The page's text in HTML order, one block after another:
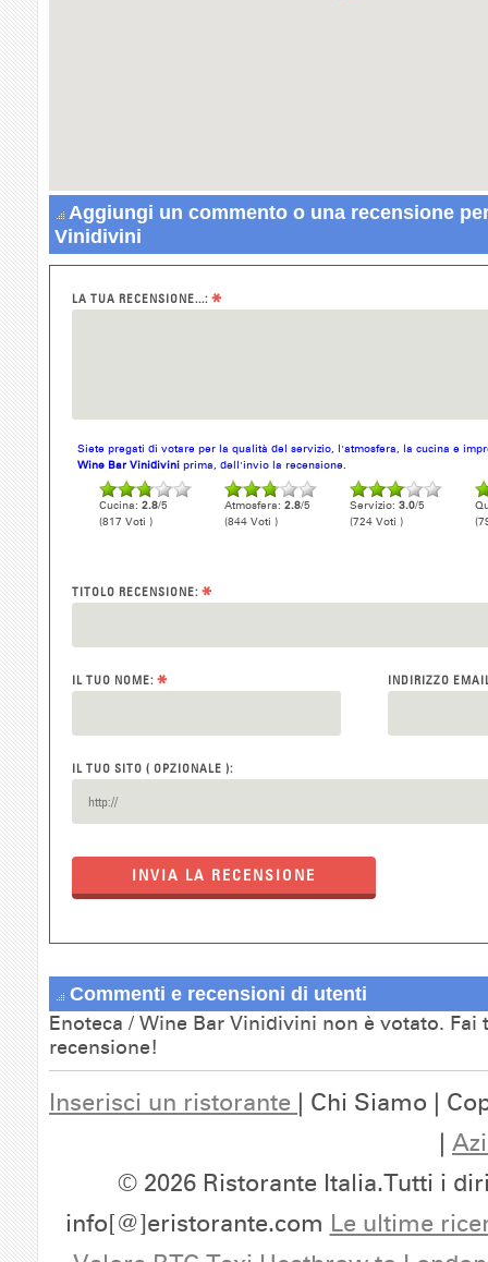
Aggiungi un commento o una recensione
Vinidivini
LA TUA RECENSIONE...: *
Siete pregati di votare per la qualità del servizio, l'atmosfera, la cucina e
Wine Bar Vinidivini prima, dell'invio la recensione.
Cucina: 2.8/5
(817 Voti )
Atmosfera: 2.8/5
(844 Voti )
Servizio: 3.0/5
(724 Voti )
TITOLO RECENSIONE: *
IL TUO NOME: * INDIRIZZO
IL TUO SITO ( OPZIONALE ):
INVIA LA RECENSIONE
Commenti e recensioni di utenti
Enoteca / Wine Bar Vinidivini non è votato. Fai
recensione!
Inserisci un ristorante | Chi Siamo |
|
© 2026 Ristorante Italia.Tutti i
info[@]eristorante.com Le ultime